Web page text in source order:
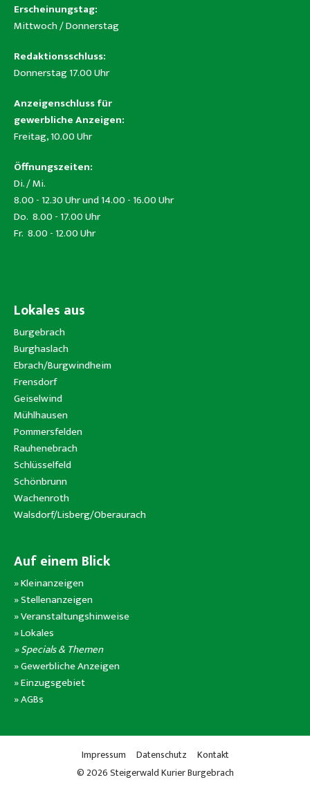
Erscheinungstag:
Mittwoch / Donnerstag
Redaktionsschluss:
Donnerstag 17.00 Uhr
Anzeigenschluss für
gewerbliche Anzeigen:
Freitag, 10.00 Uhr
Öffnungszeiten:
Di. / Mi.
8.00 - 12.30 Uhr und 14.00 - 16.00 Uhr
Do. 8.00 - 17.00 Uhr
Fr. 8.00 - 12.00 Uhr
Lokales aus
Burgebrach
Burghaslach
Ebrach/Burgwindheim
Frensdorf
Geiselwind
Mühlhausen
Pommersfelden
Rauhenebrach
Schlüsselfeld
Schönbrunn
Wachenroth
Walsdorf/Lisberg/Oberaurach
Auf einem Blick
»Kleinanzeigen
»Stellenanzeigen
»Veranstaltungshinweise
»Lokales
» Specials & Themen
»Gewerbliche Anzeigen
»Einzugsgebiet
»AGBs
Impressum Datenschutz
Kontakt
© 2026 Steigerwald Kurier Burgebrach